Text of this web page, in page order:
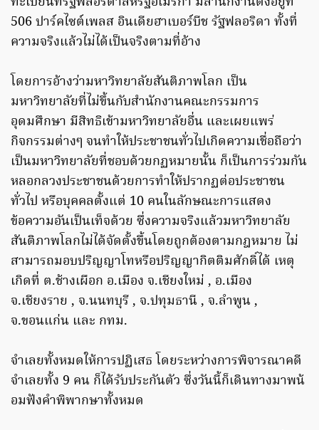
506 ปาร์คไซต์เพลส อินเดียฮาเบอร์บีช รัฐฟลอริดา ทั้งที่
ความจริงแล้วไม่ได้เป็นจริงตามที่อ้าง
โดยการอ้างว่ามหาวิทยาลัยสันติภาพโลก เป็น
มหาวิทยาลัยที่ไม่ขึ้นกับสำนักงานคณะกรรมการ
อุดมศึกษา มีสิทธิเข้ามหาวิทยาลัยอื่น และเผยแพร่
กิจกรรมต่างๆ จนทำให้ประชาชนทั่วไปเกิดความเชื่อถือว่า
เป็นมหาวิทยาลัยที่ชอบด้วยกฏหมายนั้น ก็เป็นการร่วมกัน
หลอกลวงประชาชนด้วยการทำให้ปรากฏต่อประชาชน
ทั่วไป หรือบุคคลตั้งแต่ 10 คนในลักษณะการแสดง
ข้อความอันเป็นเท็จด้วย ซึ่งความจริงแล้วมหาวิทยาลัย
สันติภาพโลกไม่ได้จัดตั้งขึ้นโดยถูกต้องตามกฎหมาย ไม่
สามารถมอบปริญญาโทหรือปริญญากิตติมศักดิ์ได้ เหตุ
เกิดที่ ต.ช้างเผือก อ.เมือง จ.เชียงใหม่ , อ.เมือง
จ.เชียงราย , จ.นนทบุรี , จ.ปทุมธานี , จ.ลำพูน ,
จ.ขอนแก่น และ กทม.
จำเลยทั้งหมดให้การปฏิเสธ โดยระหว่างการพิจารณาคดี
จำเลยทั้ง 9 คน ก็ได้รับประกันตัว ซึ่งวันนี้ก็เดินทางมาพน้
อมฟังคำพิพากษาทั้งหมด